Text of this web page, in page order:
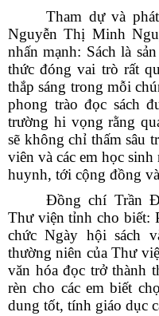
Tham dự và
Nguyễn Thị Minh
nhấn mạnh: Sách là
thức đóng vai trò rất
thắp sáng trong mỗi
phong trào đọc sách
trường hi vọng rằng
sẽ không chỉ thấm sâu
viên và các em học
huynh, tới cộng đồng
Đồng chí Trần
Thư viện tỉnh cho biết:
chức Ngày hội sách
thường niên của Thư
văn hóa đọc trở thành
rèn cho các em biết
dung tốt, tính giáo dục